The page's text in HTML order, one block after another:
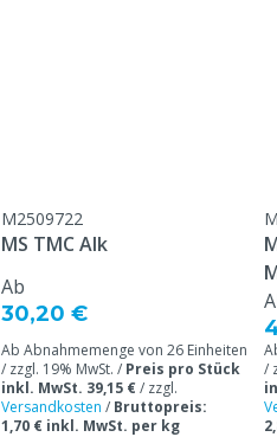
M2509722
MS TMC Alk
Ab
30,20 €
Ab Abnahmemenge von 26 Einheiten
/ zzgl. 19% MwSt. / Preis pro Stück
inkl. MwSt. 39,15 €/ zzgl.
Versandkosten / Bruttopreis:
1,70 € inkl. MwSt. per kg
/